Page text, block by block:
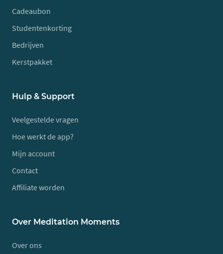
Cadeaubon
Studentenkorting
Bedrijven
Kerstpakket
Hulp & Support
Veelgestelde vragen
Hoe werkt de app?
Mijn account
Contact
Affiliate worden
Over Meditation Moments
Over ons